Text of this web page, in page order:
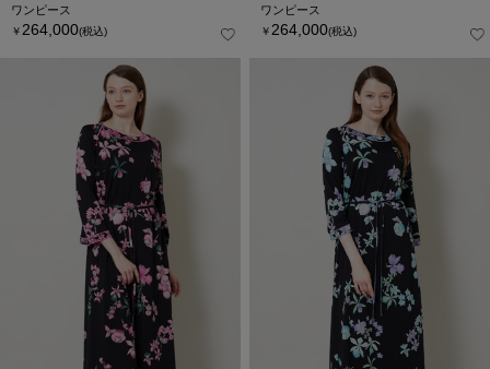
ワンピース
￥ 264,000(税込)
ワンピース
￥ 264,000(税込)